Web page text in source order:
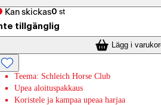
Kan skickas0 st
tillgänglig
Lägg i
Teema: Schleich Horse Club
Upea aloituspakkaus
Koristele ja kampaa upeaa harjaa